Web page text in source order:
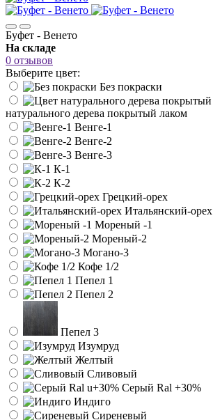
Буфет - Венето
На складе
0 отзывов
Выберите цвет:
Без покраски
натурального дерева покрытый лаком
Венге-1
Венге-2
Венге-3
К-1
К-2
Грецкий-орех
Итальянский-орех
Мореный -1
Мореный-2
Могано-3
Кофе 1/2
Пепел 1
Пепел 2
Пепел 3
Изумруд
Желтый
Сливовый
Серый Ral +30%
Индиго
Сиреневый